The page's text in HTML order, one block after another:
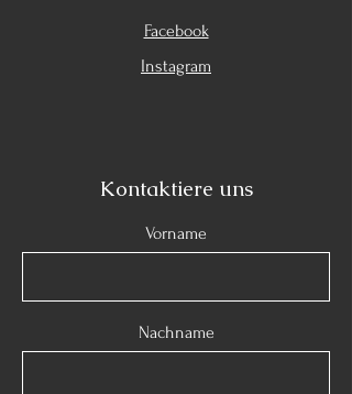
Facebook
Instagram
Kontaktiere uns
Vorname
Nachname